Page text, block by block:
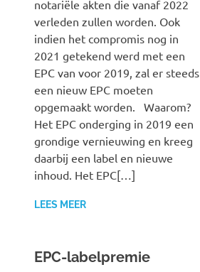
notariële akten die vanaf 2022
verleden zullen worden. Ook
indien het compromis nog in
2021 getekend werd met een
EPC van voor 2019, zal er steeds
een nieuw EPC moeten
opgemaakt worden. Waarom?
Het EPC onderging in 2019 een
grondige vernieuwing en kreeg
daarbij een label en nieuwe
inhoud. Het EPC[…]
LEES MEER
EPC-labelpremie